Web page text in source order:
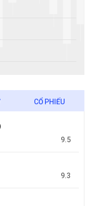
CỔ PHIẾU
9.5
9.3